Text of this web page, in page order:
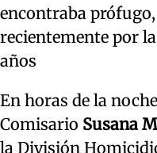
encontraba
recientemente por
años
En horas de la
Comisario Susana
la División